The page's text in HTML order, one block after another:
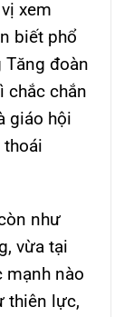
xem
biết phổ
đoàn
chắc chắn
giáo hội
thoái
như
vừa tại
mạnh nào
thiên lực,